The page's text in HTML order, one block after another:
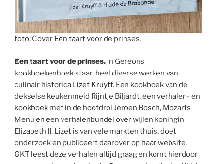
foto: Cover Een taart voor de prinses.
Een taart voor de prinses. In Gereons
kookboekenhoek staan heel diverse werken van
culinair historica Lizet Kruyff. Een kookboek van de
dekselse keukenmeid Rijntje Biljardt, een verhalen- en
kookboek met in de hoofdrol Jeroen Bosch, Mozarts
Menu en een verhalenbundel over wijlen koningin
Elizabeth II. Lizet is van vele markten thuis, doet
onderzoek en publiceert daarover op haar website.
GKT leest deze verhalen altijd graag en komt hierdoor